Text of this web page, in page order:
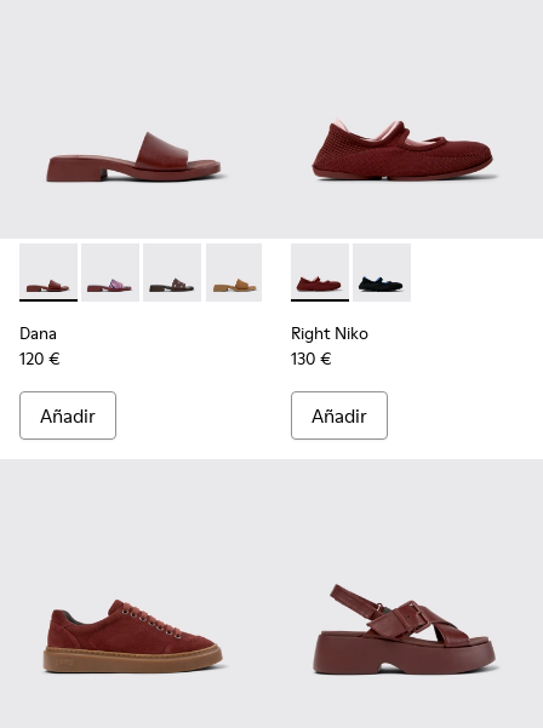
Dana - K201740-014 - Sandalias de piel burdeos para mujer.
Dana - K201740-015
Dana - K201740-013
Dana - K201740-011
Dana - K201740-008
Dana - K201740-004
Dana - K201740-
Dana
120 €
Añadir
Right Niko - K201944-004 -
Right Niko -
Right Niko
130 €
Añadir